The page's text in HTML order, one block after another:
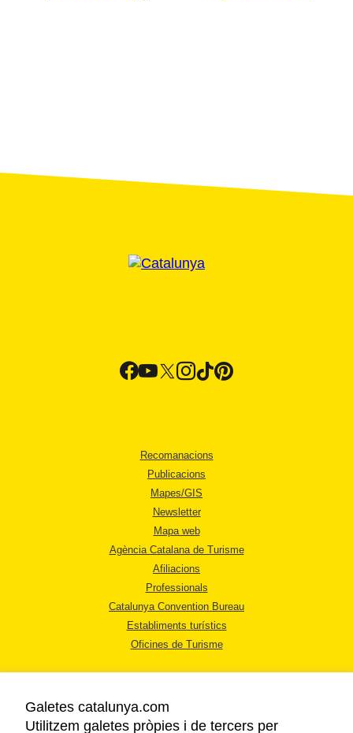
Recomanacions
Publicacions
Mapes/GIS
Newsletter
Mapa web
Agència Catalana de Turisme
Afiliacions
Professionals
Catalunya Convention Bureau
Establiments turístics
Oficines de Turisme
Galetes catalunya.com
Utilitzem galetes pròpies i de tercers per